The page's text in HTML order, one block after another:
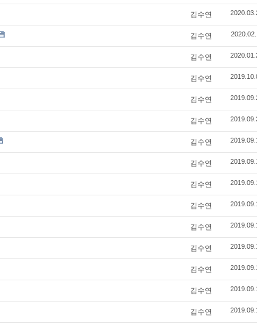
김수연
김수연
김수연
김수연
김수연
김수연
김수연
김수연
김수연
김수연
김수연
김수연
김수연
김수연
김수연